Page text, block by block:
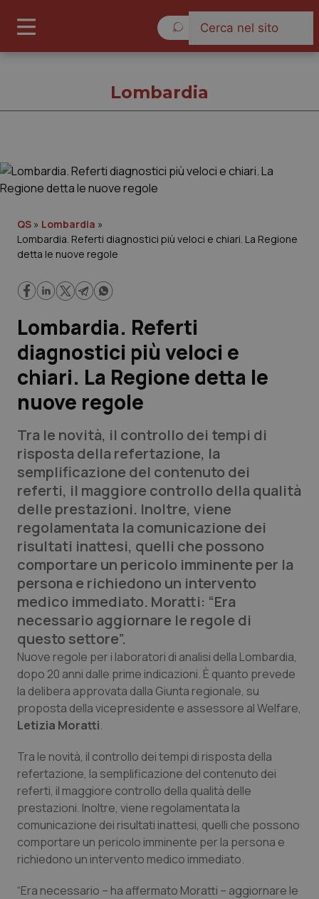
Governo e Parlamento
Regioni e Asl
Lavoro e Professioni
Scienza e Farmaci
Studi e Analisi
Lettere al direttore
Edizioni Regionali
QS Pro
Professionisti Sanitari.AI
Abruzzo
Basilicata
Calabria
Campania
Emilia-Romagna
Friuli Venezia Giulia
Lazio
Liguria
QS Pro Gold
Artrite & artrosi
Asma & BPCO
Car-T
Colesterolo & coronaropatie
Dermatite Atopica
Diabete & glucometri
Disturbi dell’umore
QS Club Newsletter
Lombardia
QS » Lombardia »
Lombardia. Referti diagnostici più veloci e chiari. La Regione
detta le nuove regole
Lombardia. Referti
diagnostici più veloci e
chiari. La Regione detta le
nuove regole
Tra le novità, il controllo dei tempi di
risposta della refertazione, la
semplificazione del contenuto dei
referti, il maggiore controllo della qualità
delle prestazioni. Inoltre, viene
regolamentata la comunicazione dei
risultati inattesi, quelli che possono
comportare un pericolo imminente per la
persona e richiedono un intervento
medico immediato. Moratti: “Era
necessario aggiornare le regole di
questo settore”.
Nuove regole per i laboratori di analisi della Lombardia,
dopo 20 anni dalle prime indicazioni. È quanto prevede
la delibera approvata dalla Giunta regionale, su
proposta della vicepresidente e assessore al Welfare,
Letizia Moratti.
Tra le novità, il controllo dei tempi di risposta della
refertazione, la semplificazione del contenuto dei
referti, il maggiore controllo della qualità delle
prestazioni. Inoltre, viene regolamentata la
comunicazione dei risultati inattesi, quelli che possono
comportare un pericolo imminente per la persona e
richiedono un intervento medico immediato.
“Era necessario – ha affermato Moratti – aggiornare le